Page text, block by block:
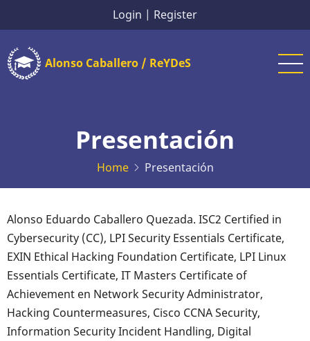
to
main
content
Login | Register
Alonso Caballero / ReYDeS
Presentación
Home Presentación
Alonso Eduardo Caballero Quezada. ISC2 Certified in
Cybersecurity (CC), LPI Security Essentials Certificate,
EXIN Ethical Hacking Foundation Certificate, LPI Linux
Essentials Certificate, IT Masters Certificate of
Achievement en Network Security Administrator,
Hacking Countermeasures, Cisco CCNA Security,
Information Security Incident Handling, Digital